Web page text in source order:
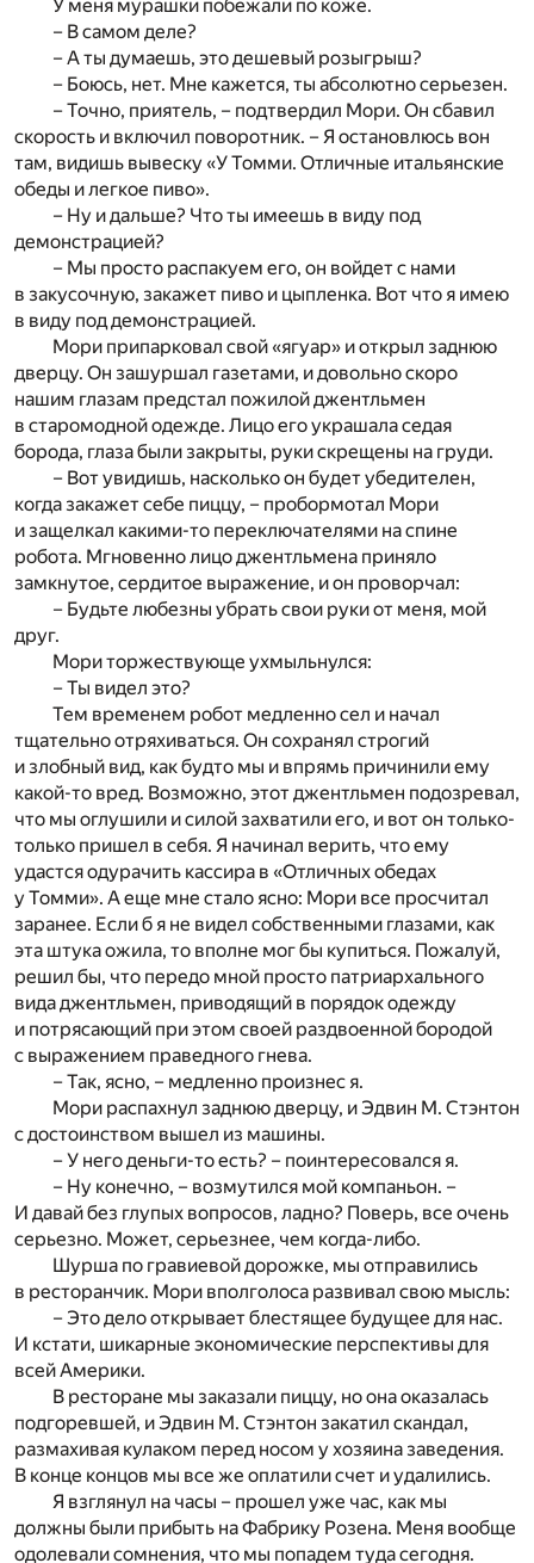
У меня мурашки побежали по коже.
– В самом деле?
– А ты думаешь, это дешевый розыгрыш?
– Боюсь, нет. Мне кажется, ты абсолютно серьезен.
– Точно, приятель, – подтвердил Мори. Он сбавил
скорость и включил поворотник. – Я остановлюсь вон
там, видишь вывеску «У Томми. Отличные итальянские
обеды и легкое пиво».
– Ну и дальше? Что ты имеешь в виду под
демонстрацией?
– Мы просто распакуем его, он войдет с нами
в закусочную, закажет пиво и цыпленка. Вот что я имею
в виду под демонстрацией.
Мори припарковал свой «ягуар» и открыл заднюю
дверцу. Он зашуршал газетами, и довольно скоро
нашим глазам предстал пожилой джентльмен
в старомодной одежде. Лицо его украшала седая
борода, глаза были закрыты, руки скрещены на груди.
– Вот увидишь, насколько он будет убедителен,
когда закажет себе пиццу, – пробормотал Мори
и защелкал какими-то переключателями на спине
робота. Мгновенно лицо джентльмена приняло
замкнутое, сердитое выражение, и он проворчал:
– Будьте любезны убрать свои руки от меня, мой
друг.
Мори торжествующе ухмыльнулся:
– Ты видел это?
Тем временем робот медленно сел и начал
тщательно отряхиваться. Он сохранял строгий
и злобный вид, как будто мы и впрямь причинили ему
какой-то вред. Возможно, этот джентльмен подозревал,
что мы оглушили и силой захватили его, и вот он только-
только пришел в себя. Я начинал верить, что ему
удастся одурачить кассира в «Отличных обедах
у Томми». А еще мне стало ясно: Мори все просчитал
заранее. Если б я не видел собственными глазами, как
эта штука ожила, то вполне мог бы купиться. Пожалуй,
решил бы, что передо мной просто патриархального
вида джентльмен, приводящий в порядок одежду
и потрясающий при этом своей раздвоенной бородой
с выражением праведного гнева.
– Так, ясно, – медленно произнес я.
Мори распахнул заднюю дверцу, и Эдвин М. Стэнтон
с достоинством вышел из машины.
– У него деньги-то есть? – поинтересовался я.
– Ну конечно, – возмутился мой компаньон. –
И давай без глупых вопросов, ладно? Поверь, все очень
серьезно. Может, серьезнее, чем когда-либо.
Шурша по гравиевой дорожке, мы отправились
в ресторанчик. Мори вполголоса развивал свою мысль:
– Это дело открывает блестящее будущее для нас.
И кстати, шикарные экономические перспективы для
всей Америки.
В ресторане мы заказали пиццу, но она оказалась
подгоревшей, и Эдвин М. Стэнтон закатил скандал,
размахивая кулаком перед носом у хозяина заведения.
В конце концов мы все же оплатили счет и удалились.
Я взглянул на часы – прошел уже час, как мы
должны были прибыть на Фабрику Розена. Меня вообще
одолевали сомнения, что мы попадем туда сегодня.